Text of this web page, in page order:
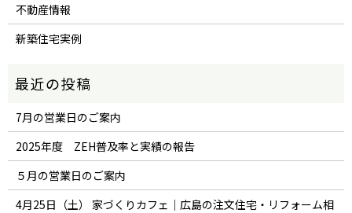
不動産情報
新築住宅実例
7月の営業日のご案内
2025年度 ZEH普及率と実績の報告
５月の営業日のご案内
4月25日（土） 家づくりカフェ｜広島の注文住宅・リフォーム相